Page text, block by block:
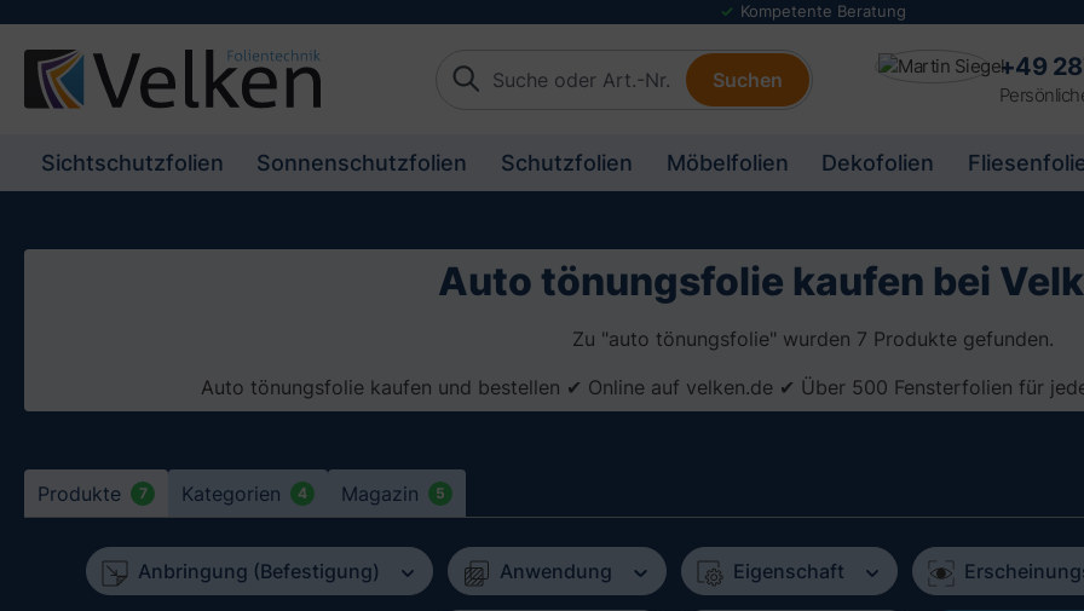
springen Zur Hauptnavigation springen
Kompetente Beratung
Suchen +49
Sichtschutzfolien Sonnenschutzfolien Schutzfolien Möbelfolien Dekofolien
Auto tönungsfolie kaufen bei
Zu "auto tönungsfolie" wurden 7 Produkte gefunden.
Auto tönungsfolie kaufen und bestellen ✔ Online auf velken.de ✔ Über 500 Fensterfolien für
Produkte 7 Kategorien 4 Magazin 5
Anbringung (Befestigung) Anwendung Eigenschaft